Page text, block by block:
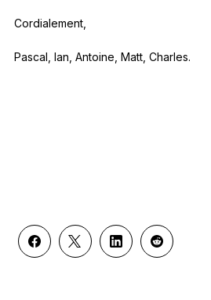
Cordialement,
Pascal, Ian, Antoine, Matt, Charles.